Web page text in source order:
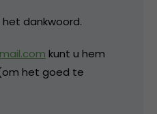
dankwoord.
kunt u hem
het goed te